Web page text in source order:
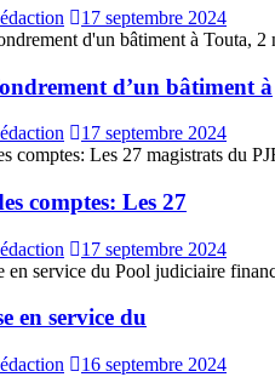
17 septembre 2024
d’un bâtiment à
17 septembre 2024
comptes: Les 27
17 septembre 2024
en service du
16 septembre 2024